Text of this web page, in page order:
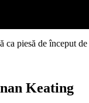
ca piesă de început de
Keating